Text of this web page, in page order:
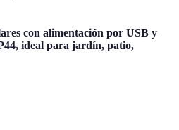
con alimentación por USB y
ideal para jardín, patio,